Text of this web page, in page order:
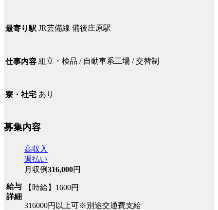
最寄り駅 JR芸備線 備後庄原駅
仕事内容 組立・検品 / 自動車系工場 / 交替制
寮・社宅 あり
募集内容
給与
詳細
高収入
週払い
月収例316,000円
【時給】1600円
316000円以上可※別途交通費支給